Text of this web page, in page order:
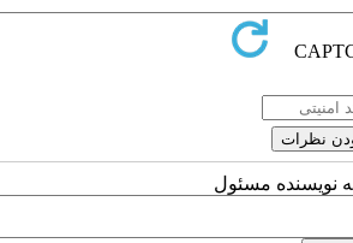
نویسنده مسئول